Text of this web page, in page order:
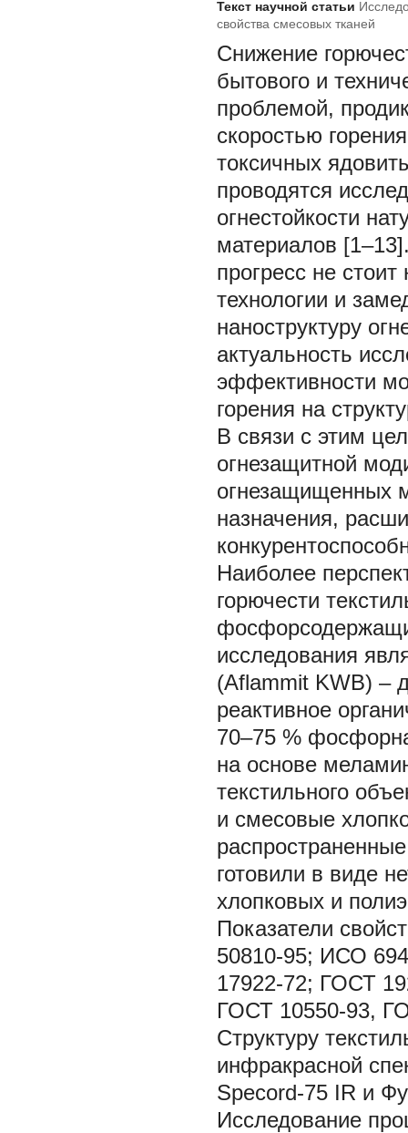
Текст научной статьи
свойства смесовых тканей
Снижение
бытового и
проблемой,
скоростью
токсичных
проводятся
огнестойкости
материалов
прогресс не
технологии и
наноструктуру
актуальность
эффективности
горения на
В связи с этим
огнезащитной
огнезащищенных
назначения,
Наиболее
горючести
исследования
(Aflammit KWB) –
реактивное
70‒75 %
на основе
текстильного
и смесовые
готовили в виде
хлопковых и
Показатели
50810-95; ИСО
17922-72; ГОСТ
ГОСТ 10550-93,
Структуру
инфракрасной
Specord-75 IR и
Исследование